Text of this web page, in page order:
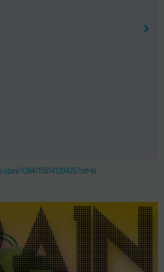
store/1394715514120425?ref=hl